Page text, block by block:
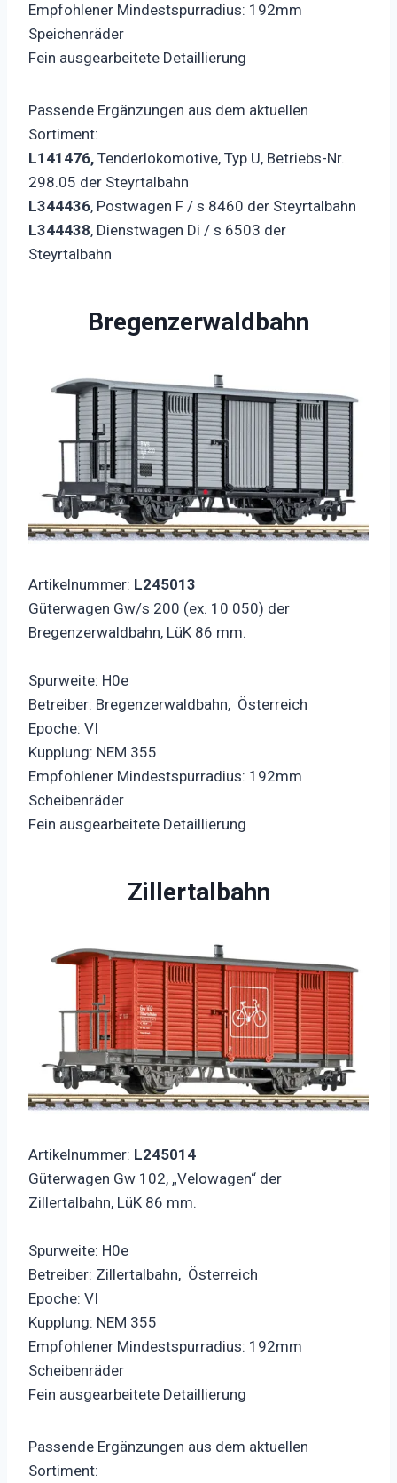
Empfohlener Mindestspurradius: 192mm
Speichenräder
Fein ausgearbeitete Detaillierung
Passende Ergänzungen aus dem aktuellen
Sortiment:
L141476, Tenderlokomotive, Typ U, Betriebs-Nr.
298.05 der Steyrtalbahn
L344436, Postwagen F / s 8460 der Steyrtalbahn
L344438, Dienstwagen Di / s 6503 der
Steyrtalbahn
Bregenzerwaldbahn
Artikelnummer: L245013
Güterwagen Gw/s 200 (ex. 10 050) der
Bregenzerwaldbahn, LüK 86 mm.
Spurweite: H0e
Betreiber: Bregenzerwaldbahn, Österreich
Epoche: VI
Kupplung: NEM 355
Empfohlener Mindestspurradius: 192mm
Scheibenräder
Fein ausgearbeitete Detaillierung
Zillertalbahn
Artikelnummer: L245014
Güterwagen Gw 102, „Velowagen“ der
Zillertalbahn, LüK 86 mm.
Spurweite: H0e
Betreiber: Zillertalbahn, Österreich
Epoche: VI
Kupplung: NEM 355
Empfohlener Mindestspurradius: 192mm
Scheibenräder
Fein ausgearbeitete Detaillierung
Passende Ergänzungen aus dem aktuellen
Sortiment: